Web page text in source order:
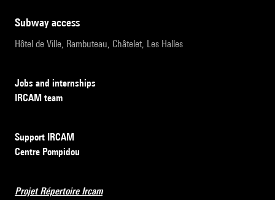
subway access
Hôtel de Ville, Rambuteau, Châtelet, Les Halles
Jobs and internships
IRCAM team
Support IRCAM
Centre Pompidou
Projet Répertoire Ircam